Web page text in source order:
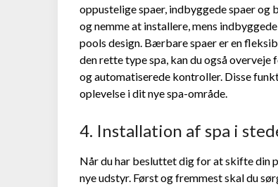
oppustelige spaer, indbyggede spaer
og nemme at installere, mens
pools design. Bærbare spaer er en
den rette type spa, kan du også
og automatiserede kontroller. Disse
oplevelse i dit nye spa-område.
4. Installation af spa i
Når du har besluttet dig for at skifte din
nye udstyr. Først og fremmest skal du